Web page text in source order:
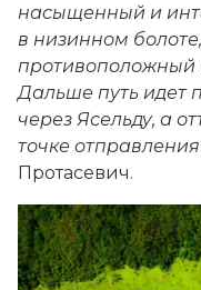
насыщенный и
в низинном
противоположный
Дальше путь идет
через Ясельду, а
точке отправления
Протасевич.